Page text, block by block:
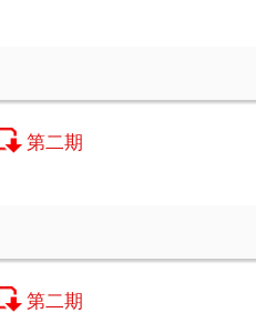
第二期
第二期